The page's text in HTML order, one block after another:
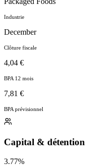
Industrie
December
Clôture fiscale
4,04 €
BPA 12 mois
7,81 €
BPA prévisionnel
Capital & détention
3.77%